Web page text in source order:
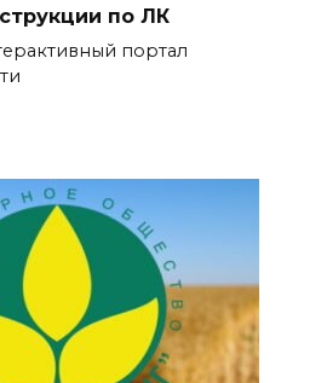
по ЛК
портал